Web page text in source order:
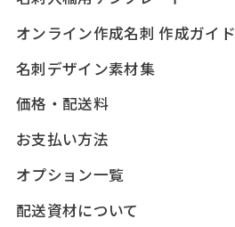
オンライン作成名刺 作成ガイド
名刺デザイン素材集
価格・配送料
お支払い方法
オプション一覧
配送資材について